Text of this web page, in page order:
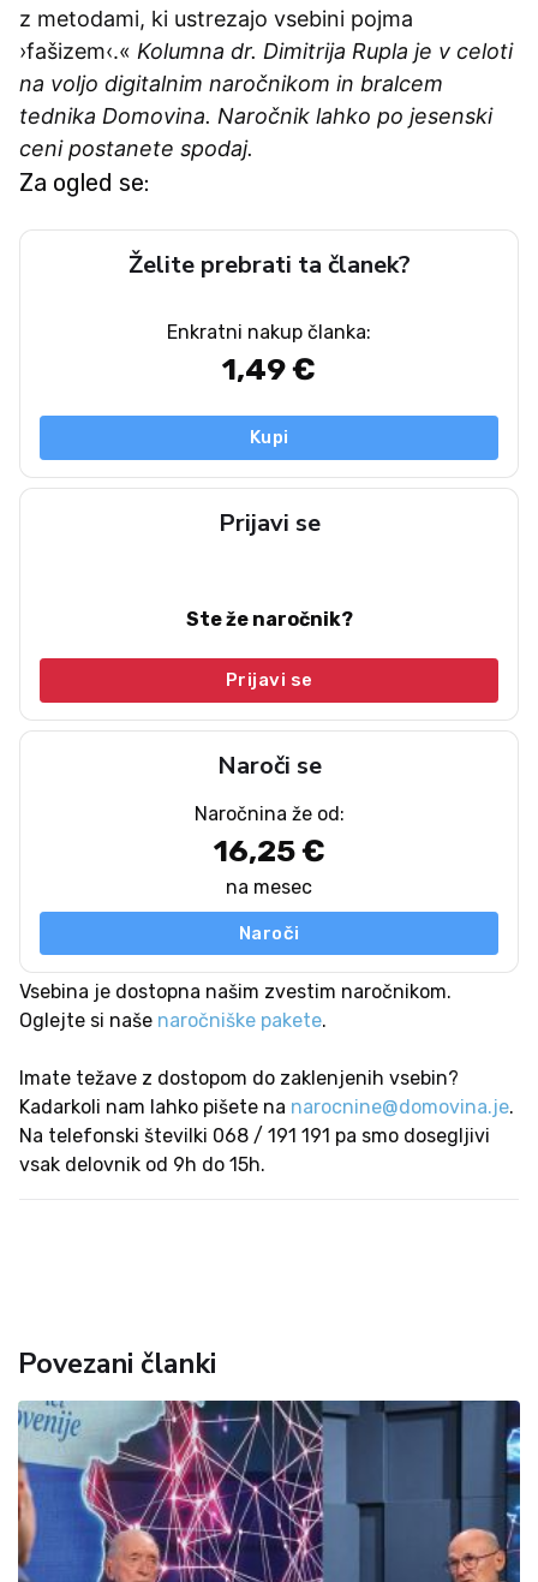
z metodami, ki ustrezajo vsebini pojma
›fašizem‹.« Kolumna dr. Dimitrija Rupla je v celoti
na voljo digitalnim naročnikom in bralcem
tednika Domovina. Naročnik lahko po jesenski
ceni postanete spodaj.
Za ogled se:
Želite prebrati ta članek?
Enkratni nakup članka:
1,49 €
Kupi
Prijavi se
Ste že naročnik?
Prijavi se
Naroči se
Naročnina že od:
16,25 €
na mesec
Naroči
Vsebina je dostopna našim zvestim naročnikom.
Oglejte si naše naročniške pakete.
Imate težave z dostopom do zaklenjenih vsebin?
Kadarkoli nam lahko pišete na narocnine@domovina.je.
Na telefonski številki 068 / 191 191 pa smo dosegljivi
vsak delovnik od 9h do 15h.
Povezani članki